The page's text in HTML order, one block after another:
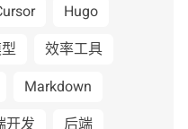
Hugo
效率工具
Markdown
开发
后端